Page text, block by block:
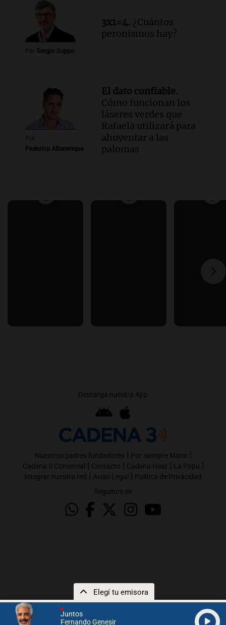
Juntos
Fernando Genesir
Elegí tu emisora
Por Sergio Suppo
3x1=4. ¿Cuántos
peronismos hay?
Por
Federico Albarenque
El dato confiable.
Cómo funcionan los
láseres verdes que
Rafaela utilizará para
ahuyentar a las
palomas
Descargá nuestra App
Nuestros padres fundadores | Por siempre Mario |
Cadena 3 Comercial | Contacto | Cadena Heat | La Popu |
Integrar nuestra red | Aviso Legal | Política de Privacidad
Seguinos en